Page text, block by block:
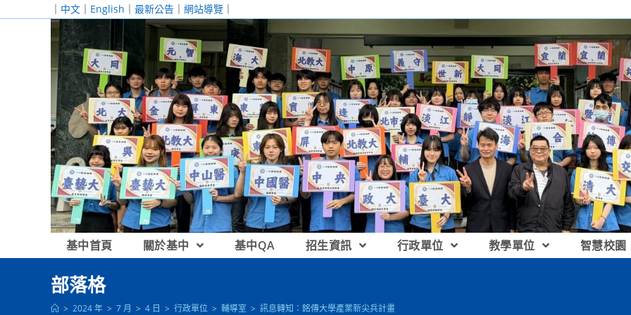
｜ 中文 ｜ English ｜ 最新公告 ｜ 網站導覽 ｜
基中首頁 關於基中 基中QA 招生資訊 行政單位 教學單位 智慧校園
部落格
> 2024 年 > 7 月 > 4 日 > 行政單位 > 輔導室 > 訊息轉知：銘傳大學產業新尖兵計畫